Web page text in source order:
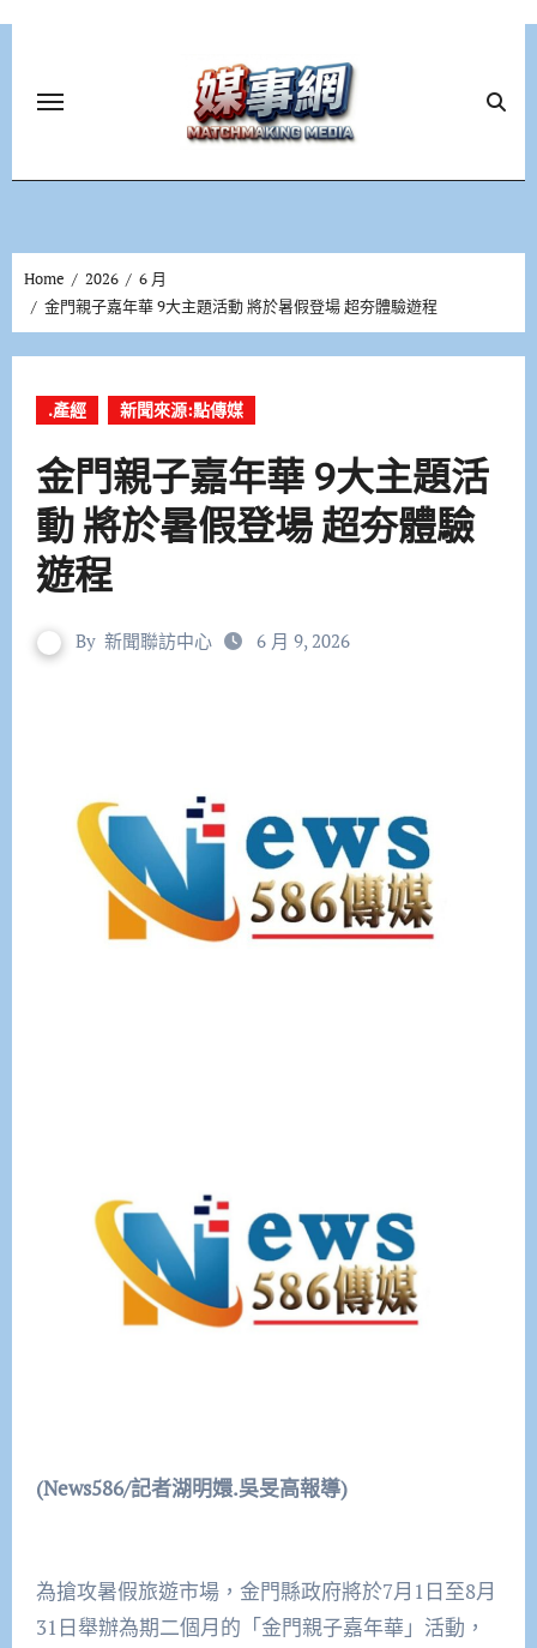
Home 2026
6 月
金門親子嘉年華 9大主題活動 將於暑假登場 超夯體驗遊程
.產經 新聞來源:點傳媒
金門親子嘉年華 9大主題活
動 將於暑假登場 超夯體驗
遊程
By 新聞聯訪中心 6 月 9, 2026
(News586/記者湖明嬛.吳旻高報導)
為搶攻暑假旅遊市場，金門縣政府將於7月1日至8月
31日舉辦為期二個月的「金門親子嘉年華」活動，